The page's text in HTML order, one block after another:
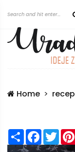
Home
Share